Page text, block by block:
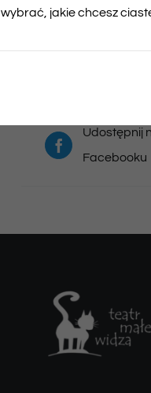
Udostępnij
Facebooku
wybrać, jakie chcesz